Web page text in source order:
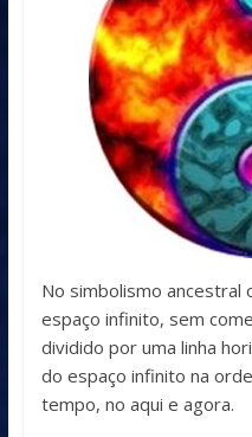
No simbolismo ancestral
espaço infinito, sem
dividido por uma linha
do espaço infinito na
tempo, no aqui e agora.